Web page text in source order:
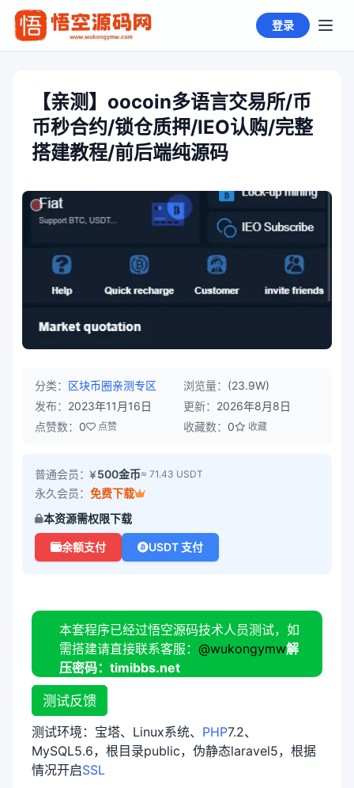
登录
【亲测】oocoin多语言交易所/币
币秒合约/锁仓质押/IEO认购/完整
搭建教程/前后端纯源码
分类： 区块币圈亲测专区 浏览量： (23.9W)
发布： 2023年11月16日 更新： 2026年8月8日
点赞数： 0 点赞 收藏数： 0 收藏
普通会员： 500金币≈ 71.43 USDT
永久会员： 免费下载
本资源需权限下载
余额支付 USDT 支付
本套程序已经过悟空源码技术人员测试，如
需搭建请直接联系客服： @wukongymw解
压密码：timibbs.net
测试反馈
测试环境：宝塔、Linux系统、 PHP7.2、
MySQL5.6，根目录public，伪静态laravel5，根据
情况开启SSL